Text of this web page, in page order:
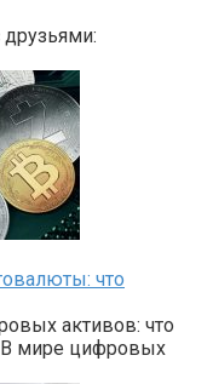
друзьями:
что
активов: что
мире цифровых